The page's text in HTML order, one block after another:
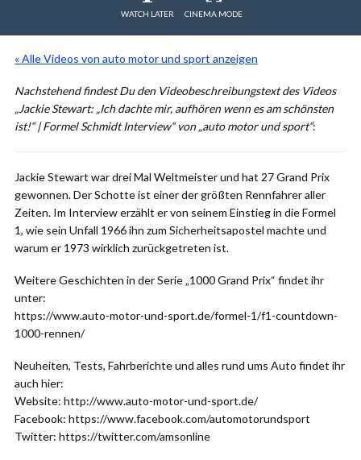
WATCH LATER CINEMA MODE
« Alle Videos von auto motor und sport anzeigen
Nachstehend findest Du den Videobeschreibungstext des Videos
„Jackie Stewart: „Ich dachte mir, aufhören wenn es am schönsten
ist!“ | Formel Schmidt Interview“ von „auto motor und sport“:
Jackie Stewart war drei Mal Weltmeister und hat 27 Grand Prix
gewonnen. Der Schotte ist einer der größten Rennfahrer aller
Zeiten. Im Interview erzählt er von seinem Einstieg in die Formel
1, wie sein Unfall 1966 ihn zum Sicherheitsapostel machte und
warum er 1973 wirklich zurückgetreten ist.
Weitere Geschichten in der Serie „1000 Grand Prix“ findet ihr
unter:
https://www.auto-motor-und-sport.de/formel-1/f1-countdown-
1000-rennen/
Neuheiten, Tests, Fahrberichte und alles rund ums Auto findet ihr
auch hier:
Website: http://www.auto-motor-und-sport.de/
Facebook: https://www.facebook.com/automotorundsport
Twitter: https://twitter.com/amsonline